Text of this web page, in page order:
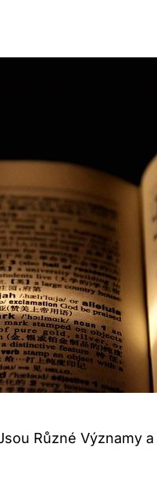
Různé Významy